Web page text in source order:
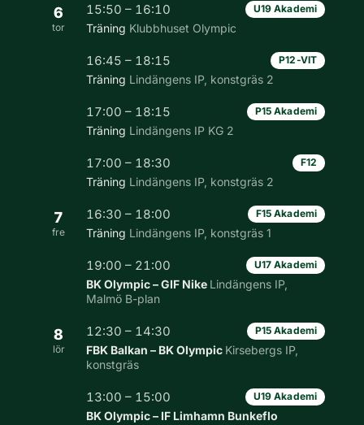
6
tor
15:50 – 16:10 U19 Akademi
Träning Klubbhuset Olympic
16:45 – 18:15 P12-VIT
Träning Lindängens IP, konstgräs 2
17:00 – 18:15 P15 Akademi
Träning Lindängens IP KG 2
17:00 – 18:30 F12
Träning Lindängens IP, konstgräs 2
7
fre
16:30 – 18:00 F15 Akademi
Träning Lindängens IP, konstgräs 1
19:00 – 21:00 U17 Akademi
BK Olympic – GIF Nike Lindängens IP,
Malmö B-plan
8
lör
12:30 – 14:30 P15 Akademi
FBK Balkan – BK Olympic Kirsebergs IP,
konstgräs
13:00 – 15:00 U19 Akademi
BK Olympic – IF Limhamn Bunkeflo